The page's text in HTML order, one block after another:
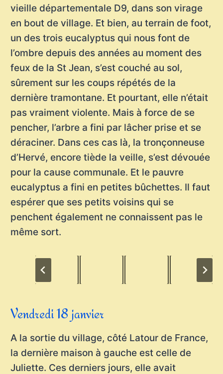
vieille départementale D9, dans son virage
en bout de village. Et bien, au terrain de foot,
un des trois eucalyptus qui nous font de
l’ombre depuis des années au moment des
feux de la St Jean, s’est couché au sol,
sûrement sur les coups répétés de la
dernière tramontane. Et pourtant, elle n’était
pas vraiment violente. Mais à force de se
pencher, l’arbre a fini par lâcher prise et se
déraciner. Dans ces cas là, la tronçonneuse
d’Hervé, encore tiède la veille, s’est dévouée
pour la cause communale. Et le pauvre
eucalyptus a fini en petites bûchettes. Il faut
espérer que ses petits voisins qui se
penchent également ne connaissent pas le
même sort.
Vendredi 18 janvier
A la sortie du village, côté Latour de France,
la dernière maison à gauche est celle de
Juliette. Ces derniers jours, elle avait